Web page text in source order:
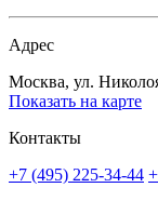
Адрес
Москва, ул.
Показать на карте
Контакты
+7 (495) 225-34-44